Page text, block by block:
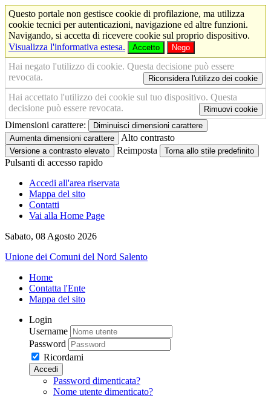
Questo portale non gestisce cookie di profilazione, ma utilizza
cookie tecnici per autenticazioni, navigazione ed altre funzioni.
Navigando, si accetta di ricevere cookie sul proprio dispositivo.
Visualizza l'informativa estesa.
Accetto Nego
Hai negato l'utilizzo di cookie. Questa decisione può essere
revocata.
Riconsidera l'utilizzo dei cookie
Hai accettato l'utilizzo dei cookie sul tuo dispositivo. Questa
decisione può essere revocata.
Rimuovi cookie
Dimensioni carattere:
Diminuisci dimensioni carattere
Aumenta dimensioni carattere
Alto contrasto
Versione a contrasto elevato Reimposta Torna allo stile predefinito
Pulsanti di accesso rapido
Accedi all'area riservata
Mappa del sito
Contatti
Vai alla Home Page
Sabato, 08 Agosto 2026
Unione dei Comuni del Nord Salento
Home
Contatta l'Ente
Mappa del sito
Login
Username
Password
Ricordami
Accedi
Password dimenticata?
Nome utente dimenticato?